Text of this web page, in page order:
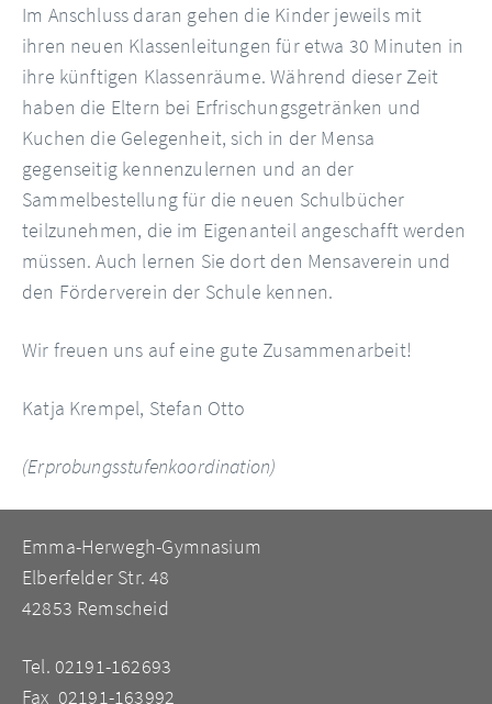
Im Anschluss daran gehen die Kinder jeweils mit
ihren neuen Klassenleitungen für etwa 30 Minuten in
ihre künftigen Klassenräume. Während dieser Zeit
haben die Eltern bei Erfrischungsgetränken und
Kuchen die Gelegenheit, sich in der Mensa
gegenseitig kennenzulernen und an der
Sammelbestellung für die neuen Schulbücher
teilzunehmen, die im Eigenanteil angeschafft werden
müssen. Auch lernen Sie dort den Mensaverein und
den Förderverein der Schule kennen.
Wir freuen uns auf eine gute Zusammenarbeit!
Katja Krempel, Stefan Otto
(Erprobungsstufenkoordination)
Emma-Herwegh-Gymnasium
Elberfelder Str. 48
42853 Remscheid
Tel. 02191-162693
Fax 02191-163992